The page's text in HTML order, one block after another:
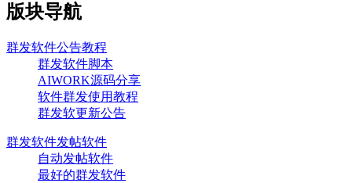
版块导航
群发软件公告教程
群发软件脚本
AIWORK源码分享
软件群发使用教程
群发软更新公告
群发软件发帖软件
自动发帖软件
最好的群发软件